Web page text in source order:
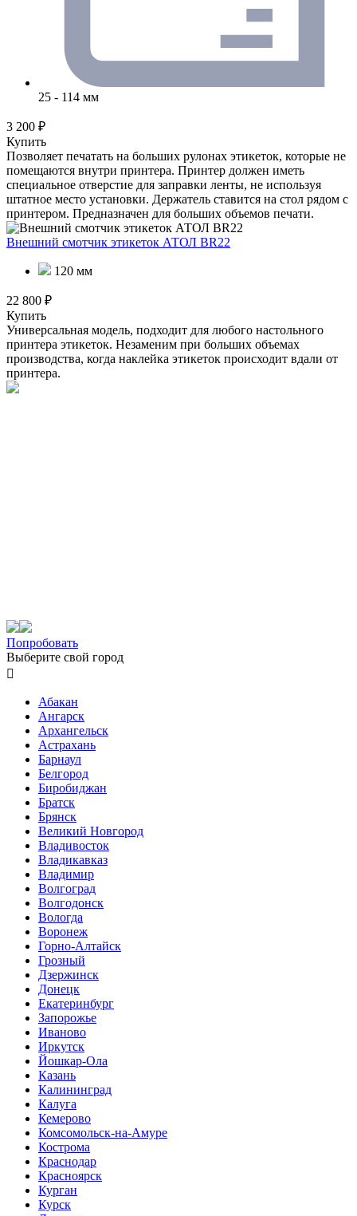
25 - 114 мм
3 200 ₽
Купить
Позволяет печатать на больших рулонах этикеток, которые не
помещаются внутри принтера. Принтер должен иметь
специальное отверстие для заправки ленты, не используя
штатное место установки. Держатель ставится на стол рядом с
принтером. Предназначен для больших объемов печати.
Внешний смотчик этикеток АТОЛ BR22
120 мм
22 800 ₽
Купить
Универсальная модель, подходит для любого настольного
принтера этикеток. Незаменим при больших объемах
производства, когда наклейка этикеток происходит вдали от
принтера.
Попробовать
Выберите свой город

Абакан
Ангарск
Архангельск
Астрахань
Барнаул
Белгород
Биробиджан
Братск
Брянск
Великий Новгород
Владивосток
Владикавказ
Владимир
Волгоград
Волгодонск
Вологда
Воронеж
Горно-Алтайск
Грозный
Дзержинск
Донецк
Екатеринбург
Запорожье
Иваново
Иркутск
Йошкар-Ола
Казань
Калининград
Калуга
Кемерово
Комсомольск-на-Амуре
Кострома
Краснодар
Красноярск
Курган
Курск